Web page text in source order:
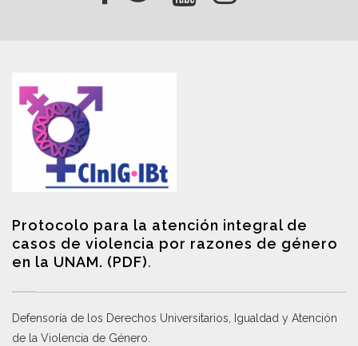
Protocolo para la atención integral de
casos de violencia por razones de género
en la UNAM. (PDF).
Defensoría de los Derechos Universitarios, Igualdad y Atención
de la Violencia de Género